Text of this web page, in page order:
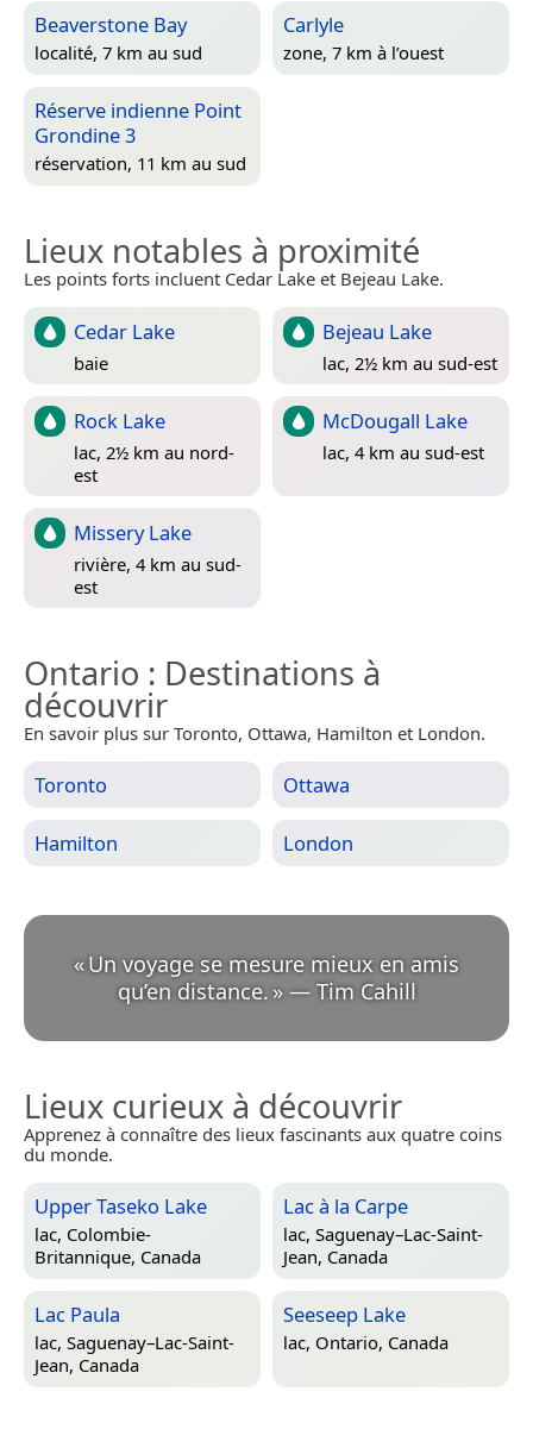
Beaverstone Bay
localité, 7 km au sud
Carlyle
zone, 7 km à l’ouest
Réserve indienne Point
Grondine 3
réservation, 11 km au sud
Lieux notables à proximité
Les points forts incluent Cedar Lake et Bejeau Lake.
Cedar Lake
baie
Bejeau Lake
lac, 2½ km au sud-est
Rock Lake
lac, 2½ km au nord-
est
McDougall Lake
lac, 4 km au sud-est
Missery Lake
rivière, 4 km au sud-
est
Ontario : Destinations à
découvrir
En savoir plus sur Toronto, Ottawa, Hamilton et London.
Toronto Ottawa
Hamilton London
«Un voyage se mesure mieux en amis
qu’en distance. » — Tim Cahill
Lieux curieux à découvrir
Apprenez à connaître des lieux fascinants aux quatre coins
du monde.
Upper Taseko Lake
lac, Colombie-
Britannique, Canada
Lac à la Carpe
lac, Saguenay–Lac-Saint-
Jean, Canada
Lac Paula
lac, Saguenay–Lac-Saint-
Jean, Canada
Seeseep Lake
lac, Ontario, Canada